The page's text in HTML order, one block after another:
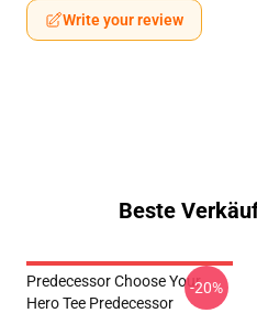
Write your review
Beste
Predecessor Choose Your
Hero Tee Predecessor
-20%